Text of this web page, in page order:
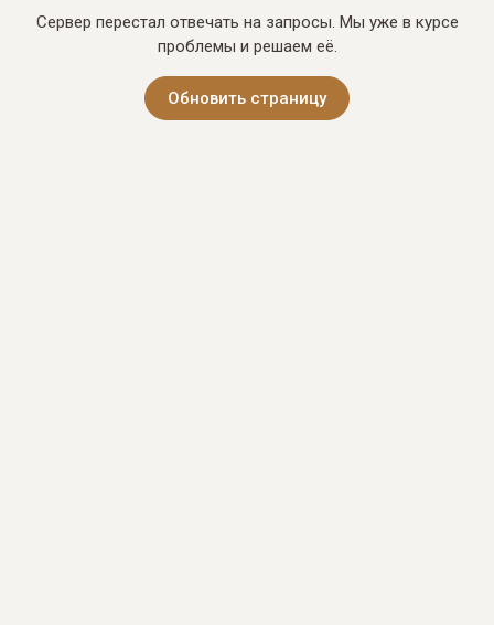
Сервер перестал отвечать на запросы. Мы уже в курсе
проблемы и решаем её.
Обновить страницу